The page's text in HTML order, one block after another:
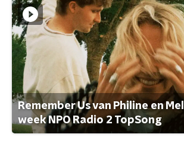
Remember Us van Philine en
week NPO Radio 2 TopSong